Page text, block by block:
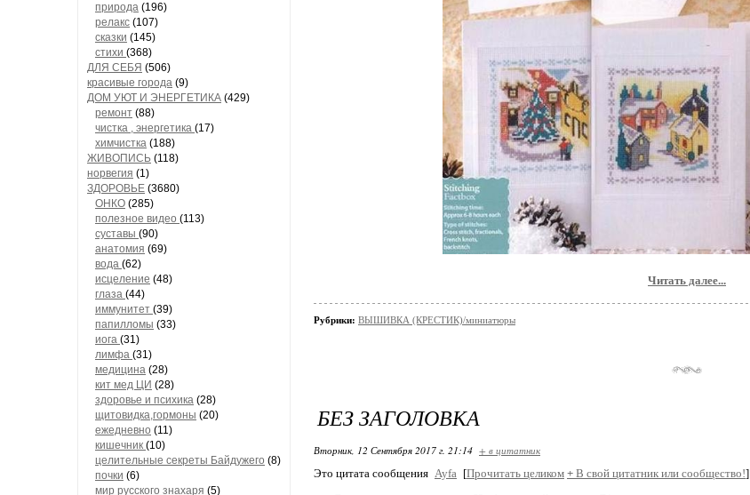
природа (196)
релакс (107)
сказки (145)
стихи (368)
ДЛЯ СЕБЯ (506)
красивые города (9)
ДОМ УЮТ И ЭНЕРГЕТИКА (429)
ремонт (88)
чистка , энергетика (17)
химчистка (188)
ЖИВОПИСЬ (118)
норвегия (1)
ЗДОРОВЬЕ (3680)
ОНКО (285)
полезное видео (113)
суставы (90)
анатомия (69)
вода (62)
исцеление (48)
глаза (44)
иммунитет (39)
папилломы (33)
иога (31)
лимфа (31)
медицина (28)
кит мед ЦИ (28)
здоровье и психика (28)
щитовидка,гормоны (20)
ежедневно (11)
кишечник (10)
целительные секреты Байдужего (8)
почки (6)
мир русского знахаря (5)
Читать далее...
Рубрики: ВЫШИВКА (КРЕСТИК)/миниатюры
БЕЗ ЗАГОЛОВКА
Вторник, 12 Сентября 2017 г. 21:14 + в цитатник
Это цитата сообщения Ayfa [Прочитать целиком + В свой цитатник или сообщество!]